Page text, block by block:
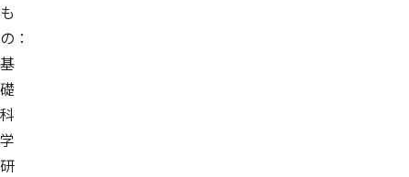
も
の：
基
礎
科
学
研